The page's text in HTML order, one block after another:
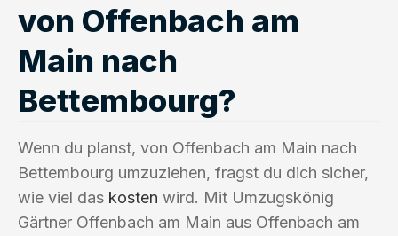
von Offenbach am
Main nach
Bettembourg?
Wenn du planst, von Offenbach am Main nach
Bettembourg umzuziehen, fragst du dich sicher,
wie viel das kosten wird. Mit Umzugskönig
Gärtner Offenbach am Main aus Offenbach am